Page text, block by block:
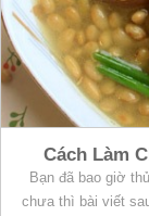
Cách Làm
Bạn đã bao giờ
chưa thì bài viết